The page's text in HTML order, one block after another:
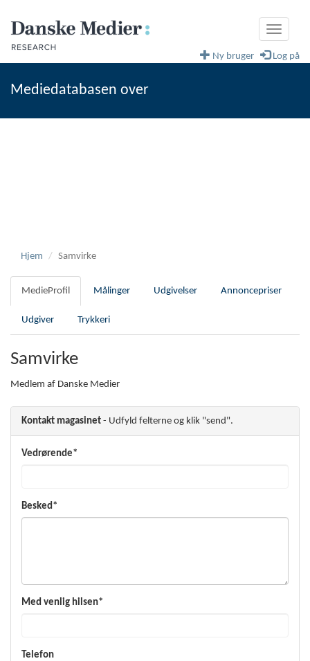
Toggle
Log på
Ny bruger
Mediedatabasen over
Hjem Samvirke
MedieProfil Målinger Udgivelser Annoncepriser
Udgiver Trykkeri
Samvirke
Medlem af Danske Medier
Kontakt magasinet - Udfyld felterne og klik "send".
Vedrørende*
Besked*
Med venlig hilsen*
Telefon